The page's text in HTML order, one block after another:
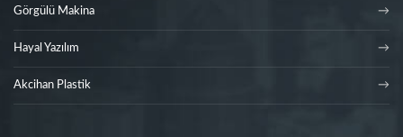
Görgülü Makina
Hayal Yazılım
Akcihan Plastik